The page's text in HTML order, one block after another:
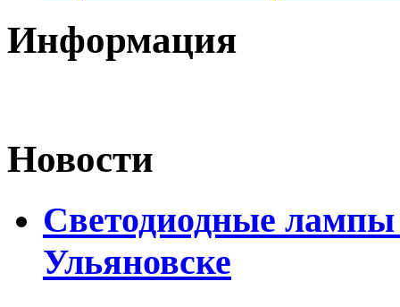
Информация
Новости
Светодиодные
Ульяновске